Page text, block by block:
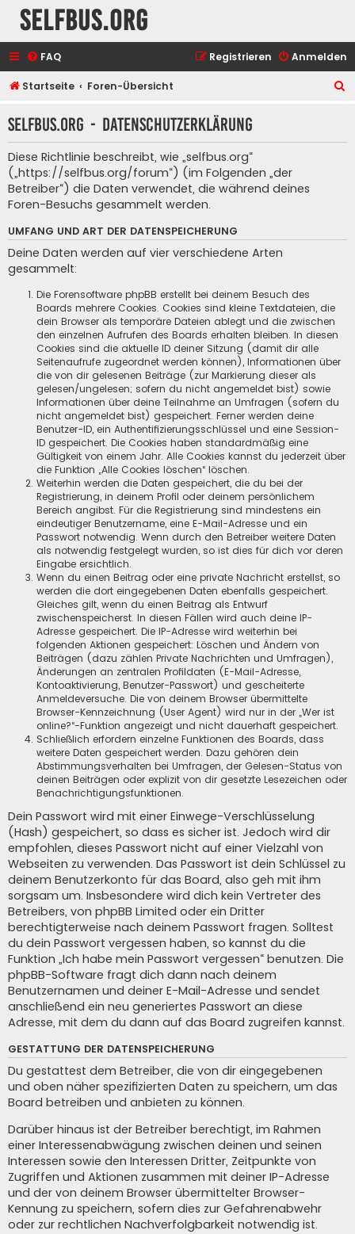
selfbus.org
FAQ Anmelden
Registrieren
Startseite Foren-Übersicht
h
selfbus.org - Datenschutzerklärung
Diese Richtlinie beschreibt, wie „selfbus.org“
(„https://selfbus.org/forum“) (im Folgenden „der
Betreiber“) die Daten verwendet, die während deines
Foren-Besuchs gesammelt werden.
UMFANG UND ART DER DATENSPEICHERUNG
Deine Daten werden auf vier verschiedene Arten
gesammelt:
Die Forensoftware phpBB erstellt bei deinem Besuch des
Boards mehrere Cookies. Cookies sind kleine Textdateien, die
dein Browser als temporäre Dateien ablegt und die zwischen
den einzelnen Aufrufen des Boards erhalten bleiben. In diesen
Cookies sind die aktuelle ID deiner Sitzung (damit dir alle
Seitenaufrufe zugeordnet werden können), Informationen über
die von dir gelesenen Beiträge (zur Markierung dieser als
gelesen/ungelesen; sofern du nicht angemeldet bist) sowie
Informationen über deine Teilnahme an Umfragen (sofern du
nicht angemeldet bist) gespeichert. Ferner werden deine
Benutzer-ID, ein Authentifizierungsschlüssel und eine Session-
ID gespeichert. Die Cookies haben standardmäßig eine
Gültigkeit von einem Jahr. Alle Cookies kannst du jederzeit über
die Funktion „Alle Cookies löschen“ löschen.
Weiterhin werden die Daten gespeichert, die du bei der
Registrierung, in deinem Profil oder deinem persönlichem
Bereich angibst. Für die Registrierung sind mindestens ein
eindeutiger Benutzername, eine E-Mail-Adresse und ein
Passwort notwendig. Wenn durch den Betreiber weitere Daten
als notwendig festgelegt wurden, so ist dies für dich vor deren
Eingabe ersichtlich.
Wenn du einen Beitrag oder eine private Nachricht erstellst, so
werden die dort eingegebenen Daten ebenfalls gespeichert.
Gleiches gilt, wenn du einen Beitrag als Entwurf
zwischenspeicherst. In diesen Fällen wird auch deine IP-
Adresse gespeichert. Die IP-Adresse wird weiterhin bei
folgenden Aktionen gespeichert: Löschen und Ändern von
Beiträgen (dazu zählen Private Nachrichten und Umfragen),
Änderungen an zentralen Profildaten (E-Mail-Adresse,
Kontoaktivierung, Benutzer-Passwort) und gescheiterte
Anmeldeversuche. Die von deinem Browser übermittelte
Browser-Kennzeichnung (User Agent) wird nur in der „Wer ist
online?“-Funktion angezeigt und nicht dauerhaft gespeichert.
Schließlich erfordern einzelne Funktionen des Boards, dass
weitere Daten gespeichert werden. Dazu gehören dein
Abstimmungsverhalten bei Umfragen, der Gelesen-Status von
deinen Beiträgen oder explizit von dir gesetzte Lesezeichen oder
Benachrichtigungsfunktionen.
Dein Passwort wird mit einer Einwege-Verschlüsselung
(Hash) gespeichert, so dass es sicher ist. Jedoch wird dir
empfohlen, dieses Passwort nicht auf einer Vielzahl von
Webseiten zu verwenden. Das Passwort ist dein Schlüssel zu
deinem Benutzerkonto für das Board, also geh mit ihm
sorgsam um. Insbesondere wird dich kein Vertreter des
Betreibers, von phpBB Limited oder ein Dritter
berechtigterweise nach deinem Passwort fragen. Solltest
du dein Passwort vergessen haben, so kannst du die
Funktion „Ich habe mein Passwort vergessen“ benutzen. Die
phpBB-Software fragt dich dann nach deinem
Benutzernamen und deiner E-Mail-Adresse und sendet
anschließend ein neu generiertes Passwort an diese
Adresse, mit dem du dann auf das Board zugreifen kannst.
GESTATTUNG DER DATENSPEICHERUNG
Du gestattest dem Betreiber, die von dir eingegebenen
und oben näher spezifizierten Daten zu speichern, um das
Board betreiben und anbieten zu können.
Darüber hinaus ist der Betreiber berechtigt, im Rahmen
einer Interessenabwägung zwischen deinen und seinen
Interessen sowie den Interessen Dritter, Zeitpunkte von
Zugriffen und Aktionen zusammen mit deiner IP-Adresse
und der von deinem Browser übermittelter Browser-
Kennung zu speichern, sofern dies zur Gefahrenabwehr
oder zur rechtlichen Nachverfolgbarkeit notwendig ist.